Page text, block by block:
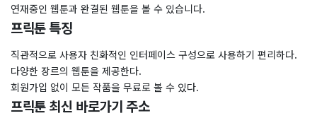
연재중인 웹툰과 완결된 웹툰을 볼 수 있습니다.
프릭툰 특징
직관적으로 사용자 친화적인 인터페이스 구성으로 사용하기 편리하다.
다양한 장르의 웹툰을 제공한다.
회원가입 없이 모든 작품을 무료로 볼 수 있다.
프릭툰 최신 바로가기 주소